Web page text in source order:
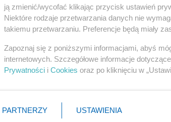
PiS
Rząd
NATO
KO
ją zmienić/wycofać klikając przycisk ustawień
Niektóre rodzaje przetwarzania danych nie
takiemu przetwarzaniu. Preferencje będą miały
Zapoznaj się z poniższymi informacjami, abyś
internetowych. Szczegółowe informacje
Prywatności i Cookies oraz po kliknięciu w
PARTNERZY USTAWIENIA